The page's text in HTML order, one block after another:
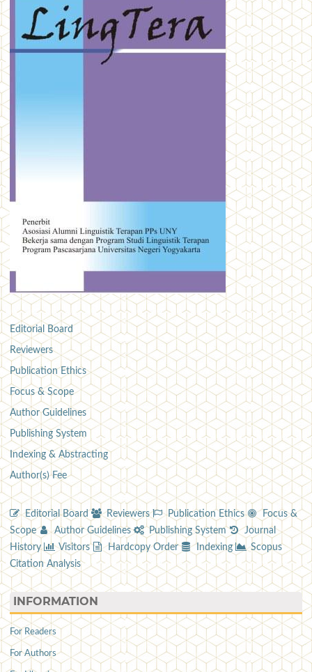
Editorial Board
Reviewers
Publication Ethics
Focus & Scope
Author Guidelines
Publishing System
Indexing & Abstracting
Author(s) Fee
Editorial Board Reviewers Publication Ethics
Focus &
Scope
Author Guidelines Publishing System
Journal
History
Visitors Hardcopy Order Indexing
Scopus
Citation Analysis
INFORMATION
For Readers
For Authors